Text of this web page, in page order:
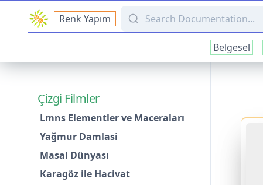
Renk Yapım Search Documentation
Belgesel
Çizgi Filmler
Lmns Elementler ve Maceraları
Yağmur Damlasi
Masal Dünyası
Karagöz ile Hacivat